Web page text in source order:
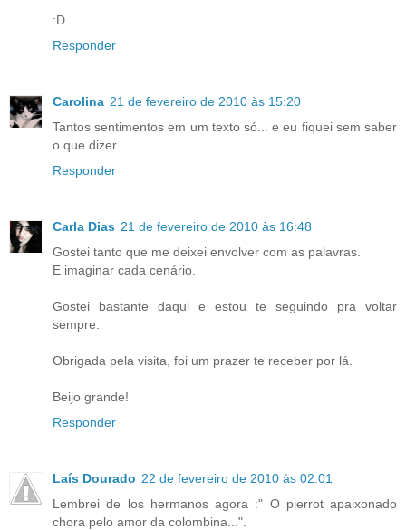
:D
Responder
Carolina 21 de fevereiro de 2010 às 15:20
Tantos sentimentos em um texto só... e eu fiquei sem saber
o que dizer.
Responder
Carla Dias 21 de fevereiro de 2010 às 16:48
Gostei tanto que me deixei envolver com as palavras.
E imaginar cada cenário.
Gostei bastante daqui e estou te seguindo pra voltar
sempre.
Obrigada pela visita, foi um prazer te receber por lá.
Beijo grande!
Responder
Laís Dourado 22 de fevereiro de 2010 às 02:01
Lembrei de los hermanos agora :" O pierrot apaixonado
chora pelo amor da colombina...".